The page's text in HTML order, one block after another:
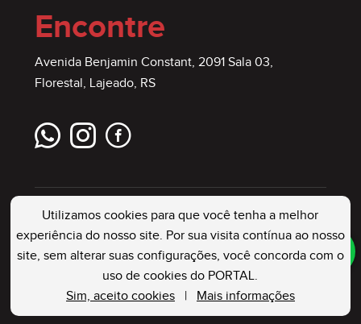
Encontre
Avenida Benjamin Constant, 2091 Sala 03,
Florestal, Lajeado, RS
DEBERG IMÓVEIS . Creci: 23544 J . Todos os
Direitos Reservados
Utilizamos cookies para que você tenha a melhor
experiência do nosso site. Por sua visita contínua ao nosso
site, sem alterar suas configurações, você concorda com o
uso de cookies do PORTAL.
Sim, aceito cookies| Mais informações